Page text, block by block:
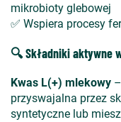
mikrobioty glebowej
✅ Wspiera procesy
🔍 Składniki aktywne
Kwas L(+) mlekowy
przyswajalna przez
syntetyczne lub